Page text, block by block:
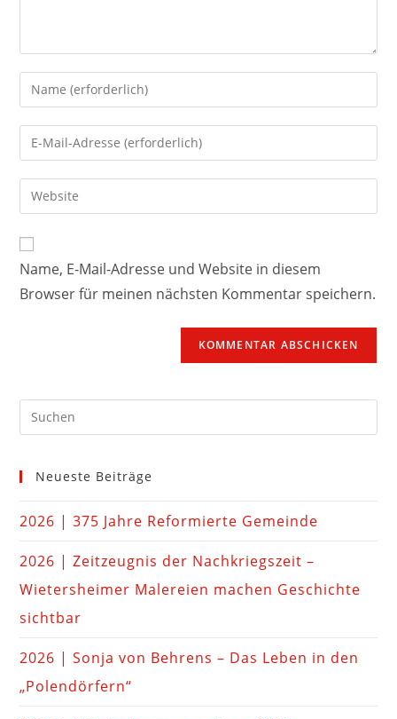
Name, E-Mail-Adresse und Website in diesem
Browser für meinen nächsten Kommentar speichern.
Neueste Beiträge
2026 | 375 Jahre Reformierte Gemeinde
2026 | Zeitzeugnis der Nachkriegszeit –
Wietersheimer Malereien machen Geschichte
sichtbar
2026 | Sonja von Behrens – Das Leben in den
„Polendörfern“